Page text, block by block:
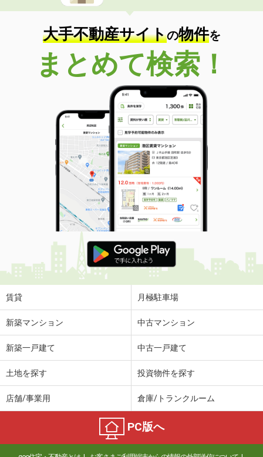
大手不動産サイトの物件を
まとめて検索！
賃貸 月極駐車場
新築マンション 中古マンション
新築一戸建て 中古一戸建て
土地を探す 投資物件を探す
店舗/事業用 倉庫/トランクルーム
PC版へ